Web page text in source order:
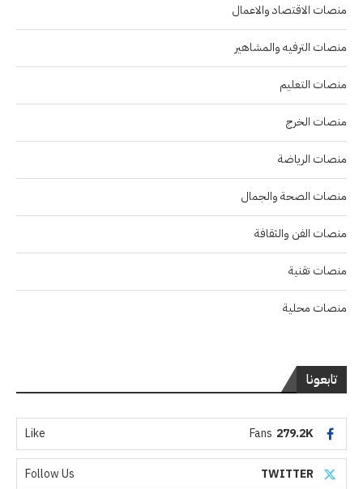
منصات الاقتصاد والاعمال
منصات الترفيه والمشاهير
منصات التعليم
منصات الخرج
منصات الرياضة
منصات الصحة والجمال
منصات الفن والثقافة
منصات تقنية
منصات محلية
تابعونا
279.2K
Fans
Like
TWITTER
Follow Us